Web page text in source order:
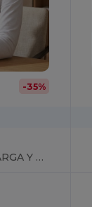
-35%
CAMISETA DE MANGA LARGA Y ESCOTE REDONDO PARA MUJER